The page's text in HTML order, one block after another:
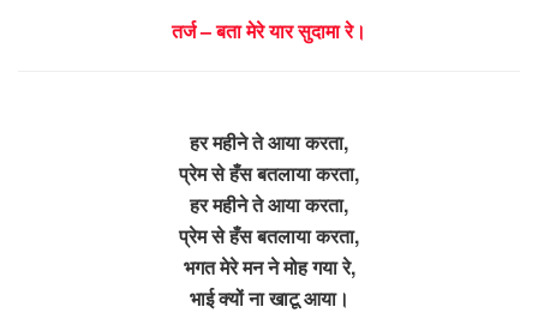
तर्ज – बता मेरे यार सुदामा रे।
हर महीने ते आया करता,
प्रेम से हँस बतलाया करता,
हर महीने ते आया करता,
प्रेम से हँस बतलाया करता,
भगत मेरे मन ने मोह गया रे,
भाई क्यों ना खाटू आया।